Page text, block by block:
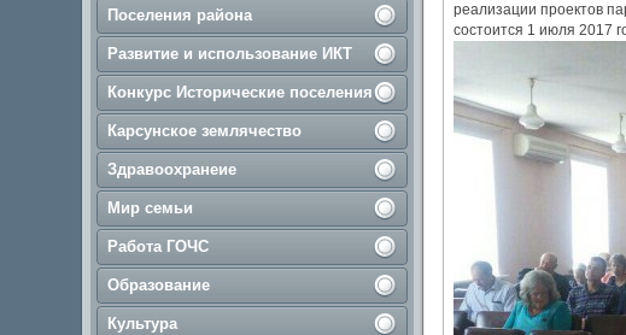
Поселения района
Развитие и использование ИКТ
Конкурс Исторические поселения
Карсунское землячество
Здравоохранеие
Мир семьи
Работа ГОЧС
Образование
Культура
реализации проектов
состоится 1 июля 2017